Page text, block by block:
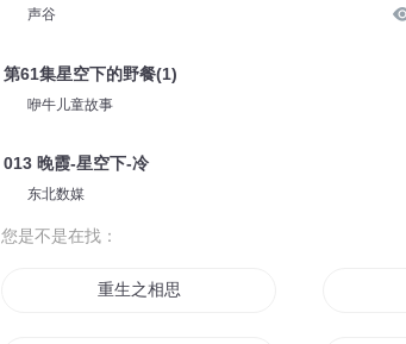
声谷
第61集星空下的野餐(1)
咿牛儿童故事
013 晚霞-星空下-冷
东北数媒
您是不是在找：
重生之相思梦